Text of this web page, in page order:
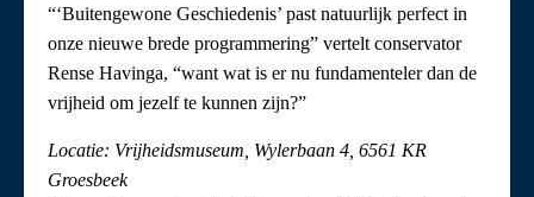
“‘Buitengewone Geschiedenis’ past natuurlijk perfect in
onze nieuwe brede programmering” vertelt conservator
Rense Havinga, “want wat is er nu fundamenteler dan de
vrijheid om jezelf te kunnen zijn?”
Locatie: Vrijheidsmuseum, Wylerbaan 4, 6561 KR
Groesbeek